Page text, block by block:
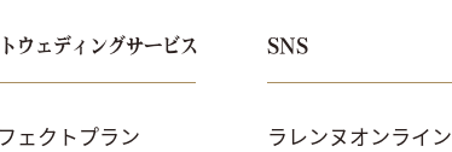
ウェディングサービス
ェクトプラン
SNS
ラレンヌオンライン